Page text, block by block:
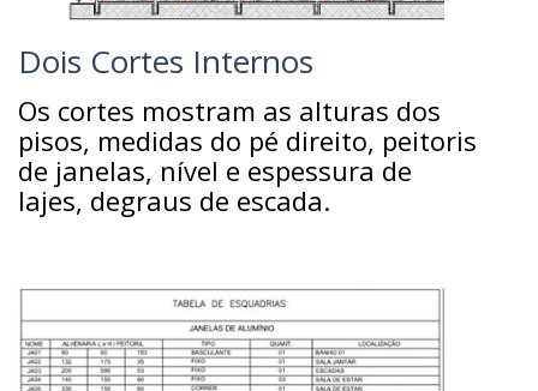
Dois Cortes Internos
Os cortes mostram as alturas dos
pisos, medidas do pé direito, peitoris
de janelas, nível e espessura de
lajes, degraus de escada.